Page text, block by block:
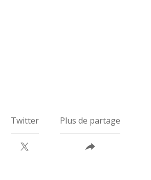
Twitter Plus de partage